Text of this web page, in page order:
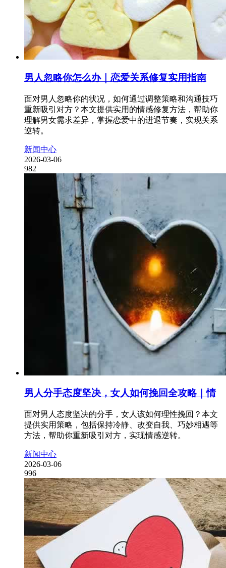
男人忽略你怎么办｜恋爱关系修复实用指南
面对男人忽略你的状况，如何通过调整策略和沟通技巧
重新吸引对方？本文提供实用的情感修复方法，帮助你
理解男女需求差异，掌握恋爱中的进退节奏，实现关系
逆转。
新闻中心
2026-03-06
982
男人分手态度坚决，女人如何挽回全攻略｜情
面对男人态度坚决的分手，女人该如何理性挽回？本文
提供实用策略，包括保持冷静、改变自我、巧妙相遇等
方法，帮助你重新吸引对方，实现情感逆转。
新闻中心
2026-03-06
996